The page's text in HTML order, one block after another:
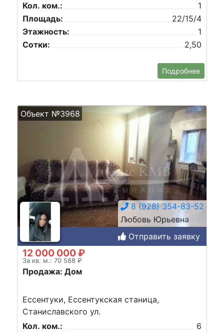
Кол. ком.:
1
Площадь:
22/15/4
Этажность:
1
Сотки:
2,50
Подробнее
Объект №3968
8 (928) 354-83-52
Любовь Юрьевна
Отправить заявку
12 000 000 ₽
За кв. м.: 70 588 ₽
Продажа: Дом
Ессентуки, Ессентукская станица,
Станиславского ул.
Кол. ком.:
6